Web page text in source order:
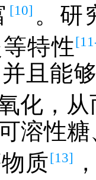
[10] 。研
特性
且能
化，
溶性
质[13]